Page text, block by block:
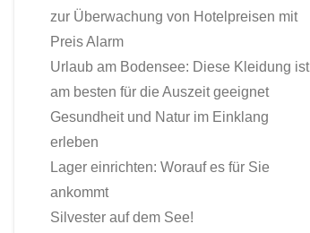
zur Überwachung von Hotelpreisen mit
Preis Alarm
Urlaub am Bodensee: Diese Kleidung ist
am besten für die Auszeit geeignet
Gesundheit und Natur im Einklang
erleben
Lager einrichten: Worauf es für Sie
ankommt
Silvester auf dem See!